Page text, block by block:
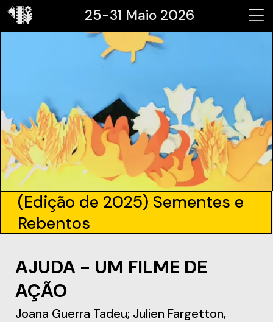
25-31 Maio 2026
(Edição de 2025) Sementes e
Rebentos
AJUDA - UM FILME DE
AÇÃO
Joana Guerra Tadeu; Julien Fargetton,